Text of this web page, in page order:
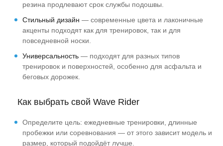
резина продлевают срок службы подошвы.
Стильный дизайн — современные цвета и лаконичные
акценты подходят как для тренировок, так и для
повседневной носки.
Универсальность — подходят для разных типов
тренировок и поверхностей, особенно для асфальта и
беговых дорожек.
Как выбрать свой Wave Rider
Определите цель: ежедневные тренировки, длинные
пробежки или соревнования — от этого зависит модель и
размер, который подойдёт лучше.